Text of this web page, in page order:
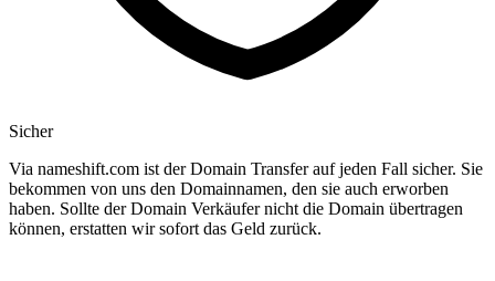
Sicher
Via nameshift.com ist der Domain Transfer auf jeden Fall sicher. Sie
bekommen von uns den Domainnamen, den sie auch erworben
haben. Sollte der Domain Verkäufer nicht die Domain übertragen
können, erstatten wir sofort das Geld zurück.